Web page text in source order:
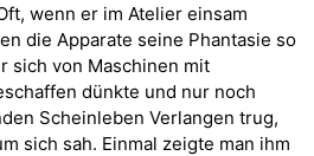
wenn er im Atelier einsam
die Apparate seine Phantasie so
sich von Maschinen mit
dünkte und nur noch
Scheinleben Verlangen trug,
sich sah. Einmal zeigte man ihm